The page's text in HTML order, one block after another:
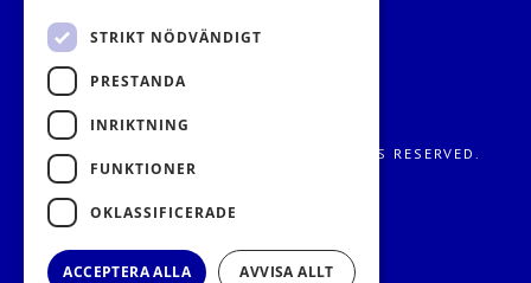
FRITIDS METROPOLEN AB 2026. ALL RIGHTS RESERVED.
STRIKT NÖDVÄNDIGT
PRESTANDA
INRIKTNING
FUNKTIONER
OKLASSIFICERADE
ACCEPTERA ALLA AVVISA ALLT